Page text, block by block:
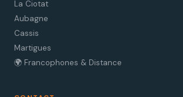
La Ciotat
Aubagne
Cassis
Martigues
🌍 Francophones & Distance